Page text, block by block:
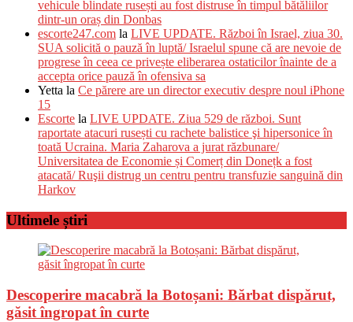
vehicule blindate rusești au fost distruse în timpul bătăliilor
dintr-un oraș din Donbas
escorte247.com la LIVE UPDATE. Război în Israel, ziua 30.
SUA solicită o pauză în luptă/ Israelul spune că are nevoie de
progrese în ceea ce privește eliberarea ostaticilor înainte de a
accepta orice pauză în ofensiva sa
Yetta la Ce părere are un director executiv despre noul iPhone
15
Escorte la LIVE UPDATE. Ziua 529 de război. Sunt
raportate atacuri rusești cu rachete balistice şi hipersonice în
toată Ucraina. Maria Zaharova a jurat răzbunare/
Universitatea de Economie și Comerț din Donețk a fost
atacată/ Ruşii distrug un centru pentru transfuzie sanguină din
Harkov
Ultimele știri
Descoperire macabră la Botoșani: Bărbat dispărut,
găsit îngropat în curte